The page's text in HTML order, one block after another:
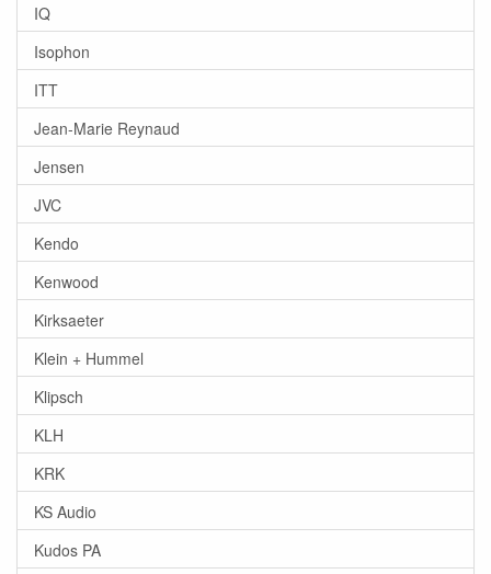
IQ
Isophon
ITT
Jean-Marie Reynaud
Jensen
JVC
Kendo
Kenwood
Kirksaeter
Klein + Hummel
Klipsch
KLH
KRK
KS Audio
Kudos PA